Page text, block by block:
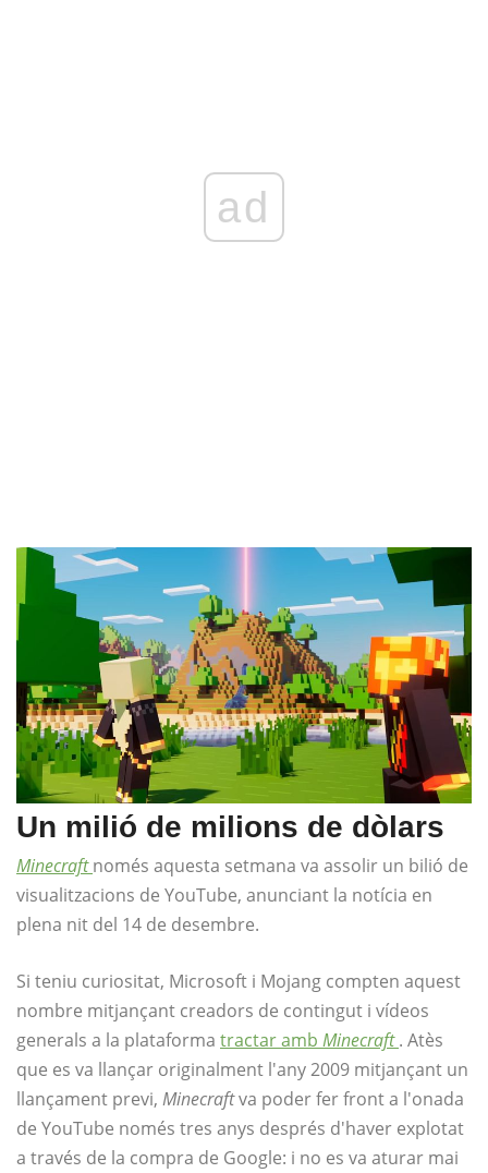
ad
Un milió de milions de dòlars
Minecraft només aquesta setmana va assolir un bilió de
visualitzacions de YouTube, anunciant la notícia en
plena nit del 14 de desembre.
Si teniu curiositat, Microsoft i Mojang compten aquest
nombre mitjançant creadors de contingut i vídeos
generals a la plataforma tractar amb Minecraft . Atès
que es va llançar originalment l'any 2009 mitjançant un
llançament previ, Minecraftva poder fer front a l'onada
de YouTube només tres anys després d'haver explotat
a través de la compra de Google: i no es va aturar mai